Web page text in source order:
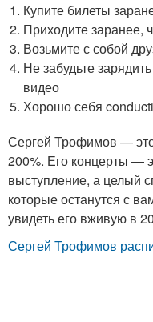
Купите билеты
Приходите заранее,
Возьмите с собой
Не забудьте
видео
Хорошо себя
Сергей Трофимов — это
200%. Его концерты —
выступление, а целый
которые останутся с
увидеть его вживую в
Сергей Трофимов